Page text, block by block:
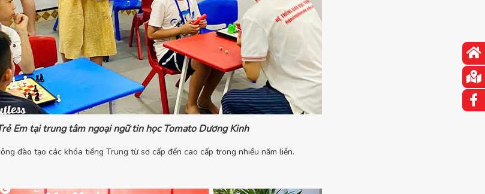
Em tại trung tâm ngoại ngữ tin học Tomato Dương Kinh
đào tạo các khóa tiếng Trung từ sơ cấp đến cao cấp trong nhiều năm liền.